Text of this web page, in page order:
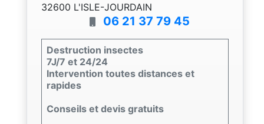
32600 L'ISLE-JOURDAIN
06 21 37 79 45
Destruction insectes
7J/7 et 24/24
Intervention toutes distances et
rapides
Conseils et devis gratuits